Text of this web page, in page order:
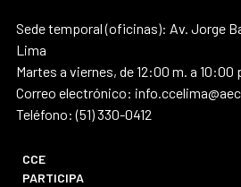
Sede temporal (oficinas): Av. Jorge
Lima
Martes a viernes, de 12:00 m. a 10:00
Correo electrónico:
Teléfono: (51) 330-0412
CCE
PARTICIPA